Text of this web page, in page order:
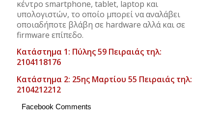
κέντρο smartphone, tablet, laptop και
υπολογιστών, το οποίο μπορεί να αναλάβει
οποιαδήποτε βλάβη σε hardware αλλά και σε
firmware επίπεδο.
Κατάστημα 1: Πύλης 59 Πειραιάς τηλ:
2104118176
Κατάστημα 2: 25ης Μαρτίου 55 Πειραιάς τηλ:
2104212212
Facebook Comments